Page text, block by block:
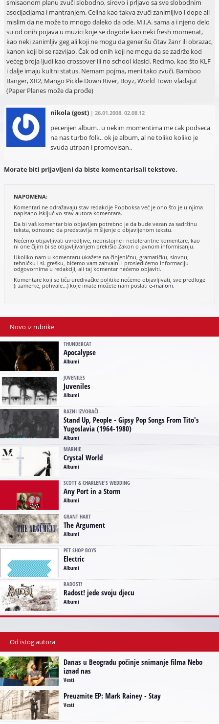
smisaonom planu zvuči slobodno, sirovo i prljavo sa sve slobodnim
asocijacijama i mantranjem. Celina kao takva zvuči zanimljivo i dope ali
mislim da ne može to mnogo daleko da ode. M.I.A. sama a i njeno delo
su od onih pojava u muzici koje se dogode kao neki fresh momenat,
kao neki zanimljiv geg ali koji ne mogu da generišu čitav žanr ili obrazac,
kanon koji bi se razvijao. Čak od onih koji ne mogu da se zadrže kod
većeg broja ljudi kao crossover ili no school klasici. Recimo, kao što KLF
i dalje imaju kultni status. Nemam pojma, meni tako zvuči. Bamboo
Banger, XR2, Mango Pickle Down River, Boyz, World Town vladaju!
(Paper Planes može da prođe)
nikola (gost) | 26.01.2008. 02.08.12
pecenjen album.. u nekim momentima me cak podseca
na nas turbo folk.. ok je album, al ne toliko koliko je
svuda utrpan i promovisan..
Morate biti prijavljeni da biste komentarisali tekstove.
NAPOMENA:
Komentari ne odražavaju stav redakcije Popboksa već je ono što je u njima
napisano isključivo stav autora komentara.
Da bi vaš komentar bio objavljen potrebno je da bude vezan za sadržinu
teksta, odnosno da predstavlja mišljenje o objavljenom tekstu.
Nećemo objavljivati uvredljive, nepristojne i netolerantne komentare, kao
ni one čijim bi se objavljivanjem prekršio Zakon o javnom informisanju.
Ukoliko nam u komentaru ukažete na činjeničnu, gramatičku, slovnu,
tehničku i sl. grešku, bićemo vam zahvalni i prosledićemo informaciju
odgovornima u redakciji, ali taj komentar nećemo objaviti.
Komentare koji se tiču uređivačke politike nećemo objavljivati, sve predloge
(i zamerke, pohvale...) koje imate možete nam poslatie-mailom.
Novo iz rubrike
THUNDERCAT
Apocalypse
Albumi
JUVENILES
Juveniles
Albumi
RAZNI IZVOĐAČI
Stand Up, People - Gipsy Pop Songs From Tito's
Yugoslavia (1964-1980)
Albumi
MARNIE
Crystal World
Albumi
SCOTT & CHARLENE'S WEDDING
Any Port in a Storm
Albumi
GRANT HART
The Argument
Albumi
PET SHOP BOYS
Electric
Albumi
RADOST!
Radost! jede svoju djecu
Albumi
Od istog autora
Danas u Beogradu počinje snimanje filma Nebo
iznad nas
Vesti
Preuzmite EP: Mark Rainey - Stay
Vesti